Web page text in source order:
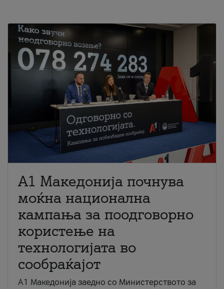
A1 Македонија почнува
моќна национална
кампања за поодговорно
користење на
технологијата во
сообраќајот
A1 Македонија заедно со Министерството за